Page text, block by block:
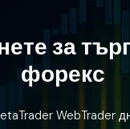
за
форекс
WebTrader